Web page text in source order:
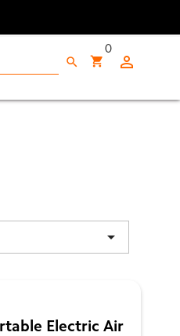

shopping_cart
0
search

Electric Air